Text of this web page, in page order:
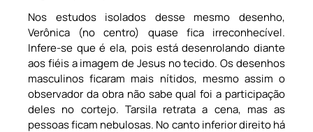
Nos estudos isolados desse mesmo desenho,
Verônica (no centro) quase fica irreconhecível.
Infere-se que é ela, pois está desenrolando diante
aos fiéis a imagem de Jesus no tecido. Os desenhos
masculinos ficaram mais nítidos, mesmo assim o
observador da obra não sabe qual foi a participação
deles no cortejo. Tarsila retrata a cena, mas as
pessoas ficam nebulosas. No canto inferior direito há